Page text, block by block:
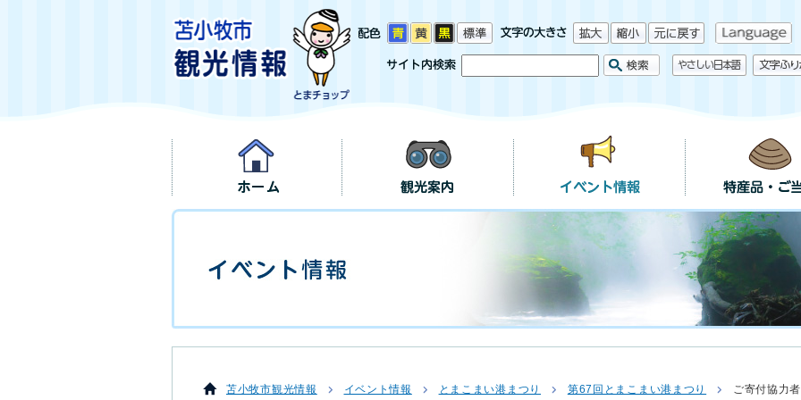
苫小牧市観光情報 イベント情報 とまこまい港まつり 第67回とまこまい港まつり ご寄付協力